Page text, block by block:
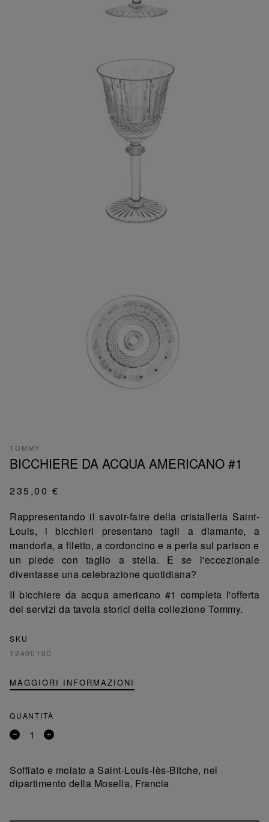
TOMMY
BICCHIERE DA ACQUA AMERICANO #1
235,00 €
Rappresentando il savoir-faire della cristalleria Saint-
Louis, i bicchieri presentano tagli a diamante, a
mandorla, a filetto, a cordoncino e a perla sul parison e
un piede con taglio a stella. E se l'eccezionale
diventasse una celebrazione quotidiana?
Il bicchiere da acqua americano #1 completa l'offerta
dei servizi da tavola storici della collezione Tommy.
SKU
12400100
MAGGIORI INFORMAZIONI
QUANTITÀ
Rimuovi
Aggiungi
Soffiato e molato a Saint-Louis-lès-Bitche, nel
dipartimento della Mosella, Francia